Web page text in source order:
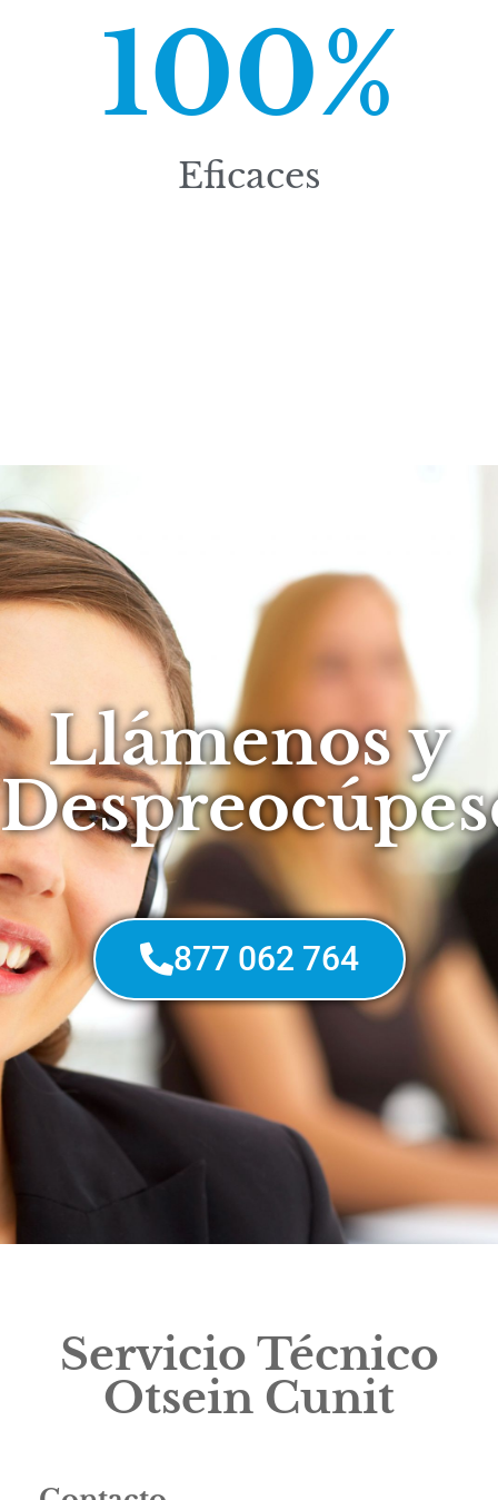
Eficaces
100%
Llámenos y
877 062 764
Servicio Técnico
Otsein Cunit